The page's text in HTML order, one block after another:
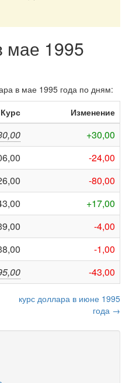
мае 1995
в мае 1995 года по дням:
Курс Изменение
+30,00
-24,00
-80,00
+17,00
-4,00
-1,00
-43,00
курс доллара в июне 1995
года →